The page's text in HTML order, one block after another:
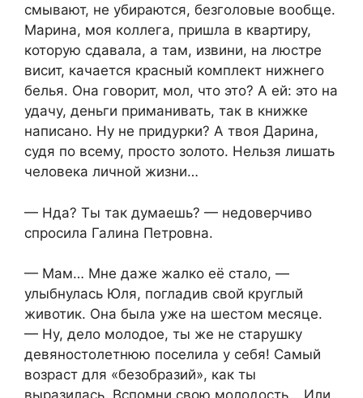
смывают, не убираются, безголовые вообще.
Марина, моя коллега, пришла в квартиру,
которую сдавала, а там, извини, на люстре
висит, качается красный комплект нижнего
белья. Она говорит, мол, что это? А ей: это на
удачу, деньги приманивать, так в книжке
написано. Ну не придурки? А твоя Дарина,
судя по всему, просто золото. Нельзя лишать
человека личной жизни…
— Нда? Ты так думаешь? — недоверчиво
спросила Галина Петровна.
— Мам… Мне даже жалко её стало, —
улыбнулась Юля, погладив свой круглый
животик. Она была уже на шестом месяце.
— Ну, дело молодое, ты же не старушку
девяностолетнюю поселила у себя! Самый
возраст для «безобразий», как ты